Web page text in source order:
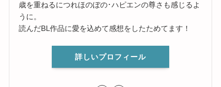
歳を重ねるにつれほのぼの･ハピエンの尊さも感じるよ
うに。
読んだBL作品に愛を込めて感想をしたためてます！
詳しいプロフィール